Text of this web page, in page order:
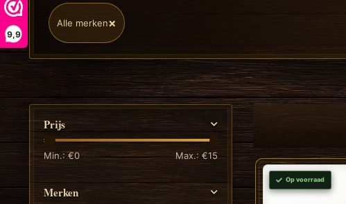
9,9
Alle merken×
Prijs
Min.: €0 Max.: €15
Merken
Op voorraad